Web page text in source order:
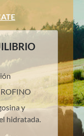
y
hidratada.